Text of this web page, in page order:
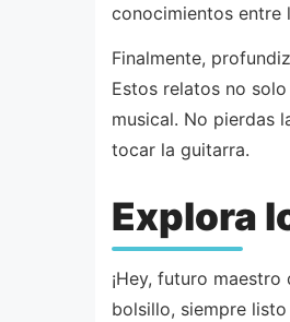
conocimientos entre
Finalmente,
Estos relatos no
musical. No pierdas
tocar la guitarra.
Explora
¡Hey, futuro
bolsillo, siempre